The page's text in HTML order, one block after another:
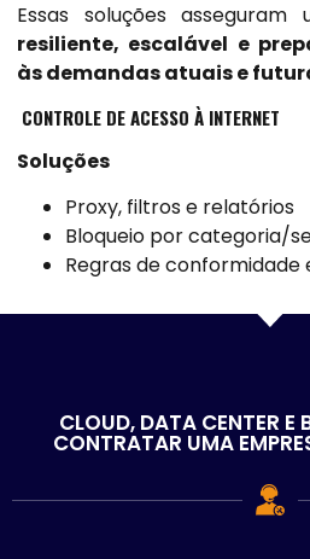
Essas soluções asseguram
resiliente, escalável e
às demandas atuais e
CONTROLE DE ACESSO À INTERNET
Soluções
Proxy, filtros e relatórios
Bloqueio por categoria/
Regras de conformidade
CLOUD, DATA CENTER E
CONTRATAR UMA